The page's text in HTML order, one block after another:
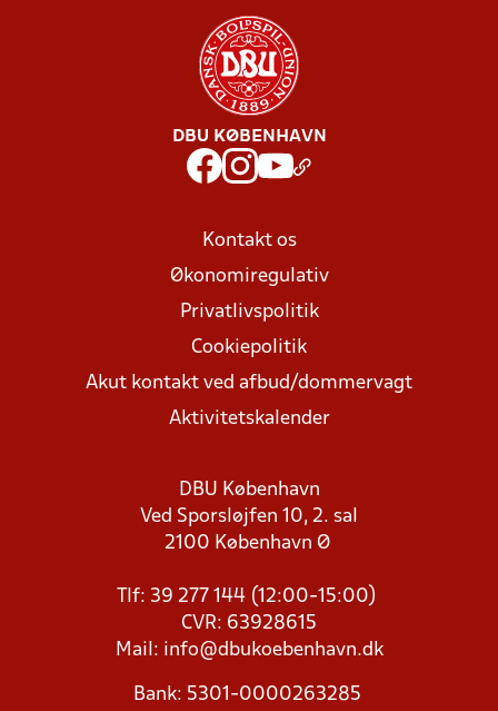
DBU KØBENHAVN
Kontakt os
Økonomiregulativ
Privatlivspolitik
Cookiepolitik
Akut kontakt ved afbud/dommervagt
Aktivitetskalender
DBU København
Ved Sporsløjfen 10, 2. sal
2100 København Ø
Tlf: 39 277 144 (12:00-15:00)
CVR: 63928615
Mail: info@dbukoebenhavn.dk
Bank: 5301-0000263285